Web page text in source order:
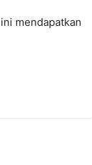
mendapatkan